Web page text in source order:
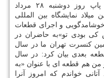
علیرضا طلیسچی خواننده موسیقی پاپ روز دوشنبه ۲۸ مرداد
نمایشگاه بین المللی
خوشامدگویی و اجرای قطعات
بودی تو»به حاضران در
كنسرت تهران ما در سال
بعدی بیان كرد: در سال
و من هم قطعه ای با عنوان «به
خواندم كه امروز آنرا